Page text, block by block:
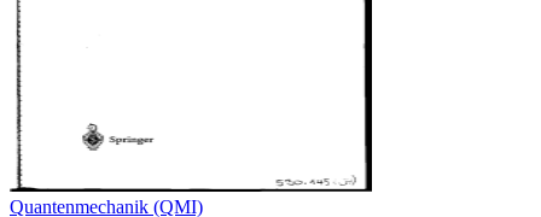
Quantenmechanik (QMI)